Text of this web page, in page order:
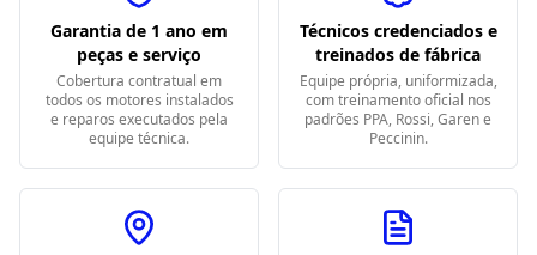
Garantia de 1 ano em
peças e serviço
Cobertura contratual em
todos os motores instalados
e reparos executados pela
equipe técnica.
Técnicos credenciados e
treinados de fábrica
Equipe própria, uniformizada,
com treinamento oficial nos
padrões PPA, Rossi, Garen e
Peccinin.